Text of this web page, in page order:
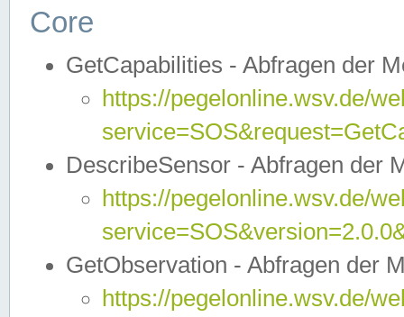
Core
GetCapabilities - Abfragen der
https://pegelonline.wsv.de/
DescribeSensor - Abfragen der
https://pegelonline.wsv.de/
GetObservation - Abfragen der
https://pegelonline.wsv.de/